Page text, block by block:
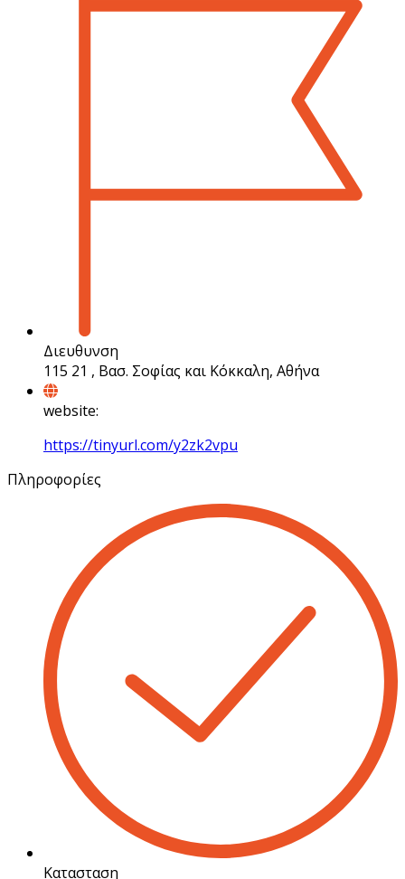
Διευθυνση
115 21 , Βασ. Σοφίας και Κόκκαλη, Αθήνα
website:
https://tinyurl.com/y2zk2vpu
Πληροφορίες
Κατασταση